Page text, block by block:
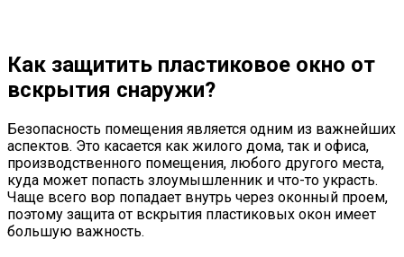
Как защитить пластиковое окно от
вскрытия снаружи?
Безопасность помещения является одним из важнейших
аспектов. Это касается как жилого дома, так и офиса,
производственного помещения, любого другого места,
куда может попасть злоумышленник и что-то украсть.
Чаще всего вор попадает внутрь через оконный проем,
поэтому защита от вскрытия пластиковых окон имеет
большую важность.